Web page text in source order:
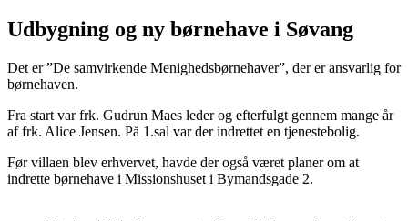
Udbygning og ny børnehave i Søvang
Det er ”De samvirkende Menighedsbørnehaver”, der er ansvarlig for
børnehaven.
Fra start var frk. Gudrun Maes leder og efterfulgt gennem mange år
af frk. Alice Jensen. På 1.sal var der indrettet en tjenestebolig.
Før villaen blev erhvervet, havde der også været planer om at
indrette børnehave i Missionshuset i Bymandsgade 2.